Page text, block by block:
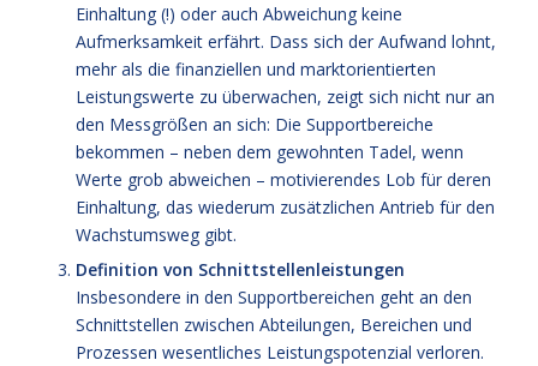
Einhaltung (!) oder auch Abweichung keine
Aufmerksamkeit erfährt. Dass sich der Aufwand lohnt,
mehr als die finanziellen und marktorientierten
Leistungswerte zu überwachen, zeigt sich nicht nur an
den Messgrößen an sich: Die Supportbereiche
bekommen – neben dem gewohnten Tadel, wenn
Werte grob abweichen – motivierendes Lob für deren
Einhaltung, das wiederum zusätzlichen Antrieb für den
Wachstumsweg gibt.
Definition von Schnittstellenleistungen
Insbesondere in den Supportbereichen geht an den
Schnittstellen zwischen Abteilungen, Bereichen und
Prozessen wesentliches Leistungspotenzial verloren.